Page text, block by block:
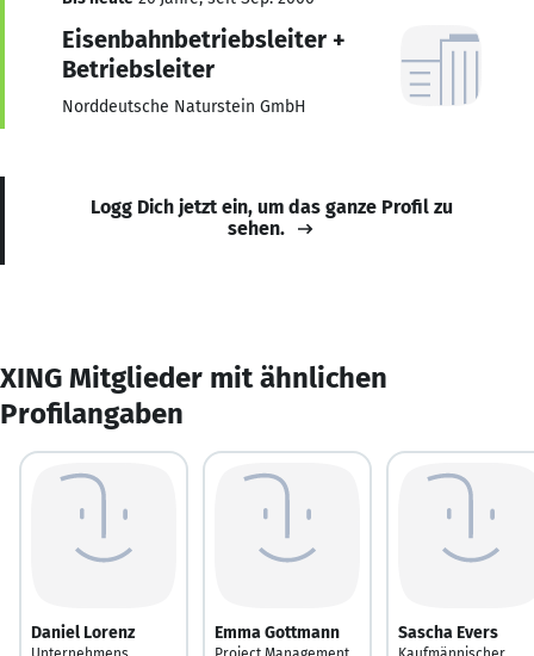
Eisenbahnbetriebsleiter +
Betriebsleiter
Norddeutsche Naturstein GmbH
Logg Dich jetzt ein, um das ganze Profil zu
sehen.
XING Mitglieder mit ähnlichen
Profilangaben
Daniel Lorenz Emma Gottmann Sascha Evers